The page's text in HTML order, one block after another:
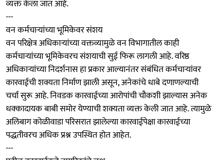
व्यक्त केला जात आहे.
---
वन कर्मचाऱ्यांच्या भूमिकेवर संशय
वन परिक्षेत्र अधिकाऱ्यांच्या वक्तव्यामुळे वन विभागातील काही
कर्मचाऱ्यांच्या भूमिकेवरच संशयाची सुई फिरू लागली आहे. वरिष्ठ
अधिकाऱ्यांच्या निदर्शनास हा प्रकार आल्यानंतर संबंधित कर्मचाऱ्यांवर
कारवाईची शक्यता निर्माण झाली असून, अनेकांचे धाबे दणाणल्याची
चर्चा सुरू आहे. निवडक कारवाईच्या आरोपांची चौकशी झाल्यास अनेक
धक्कादायक बाबी समोर येण्याची शक्यता व्यक्त केली जात आहे. त्यामुळे
अलिबाग कोळीवाडा परिसरात झालेल्या कारवाईपेक्षा कारवाईच्या
पद्धतीवरच अधिक प्रश्न उपस्थित होत आहेत.
---